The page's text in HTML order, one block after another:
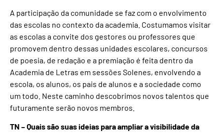
A participação da comunidade se faz com o envolvimento
das escolas no contexto da academia. Costumamos visitar
as escolas a convite dos gestores ou professores que
promovem dentro dessas unidades escolares, concursos
de poesia, de redação e a premiação é feita dentro da
Academia de Letras em sessões Solenes, envolvendo a
escola, os alunos, os pais de alunos e a sociedade como
um todo. Neste caminho descobrimos novos talentos que
futuramente serão novos membros.
TN – Quais são suas ideias para ampliar a visibilidade da